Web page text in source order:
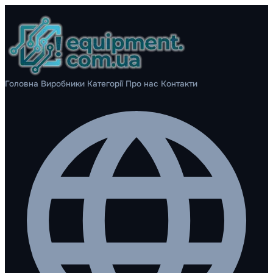
Головна Виробники Категорії Про нас Контакти